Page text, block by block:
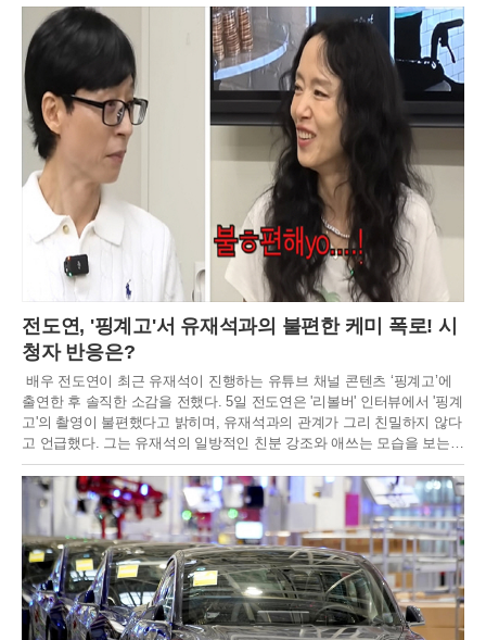
전도연, '핑계고'서 유재석과의 불편한 케미 폭로! 시
청자 반응은?
배우 전도연이 최근 유재석이 진행하는 유튜브 채널 콘텐츠 ‘핑계고’에
출연한 후 솔직한 소감을 전했다. 5일 전도연은 '리볼버' 인터뷰에서 '핑계
고'의 촬영이 불편했다고 밝히며, 유재석과의 관계가 그리 친밀하지 않다
고 언급했다. 그는 유재석의 일방적인 친분 강조와 애쓰는 모습을 보는
것이 불편했으며, 두 사람 사이에 사적인 대화나 친밀한 관계가 없었다고
설명했다.전도연은 "'요정재형'은 편하게 촬영했지만, '핑계고'는 정말 불
편했다"라고 말하며, "제가 리액션을 잘 못하고 유재석 씨가 애쓰는 걸 보
는 게 편하지 않았다"고 덧붙였다. 또 유재석과 핑계고를 찍고 나서 전화
번호를 교환하고 문자도 받았다고 해 웃음을 자아냈다.전도연의 솔직한
발언 이후, ‘핑계고’ 영상은 조회 수 348만 뷰를 기록하며 큰 인기를 끌었
다. 그러나 시청자들 사이에서 전도연의 태도에 대한 의견이 엇갈리고 있
다. 일부 시청자들은 전도연의 솔직함을 긍정적으로 평가하며, 유재석과
의 티키타카가 재미있었다고 반응했다. 반면, 다른 이들은 전도연의 태도